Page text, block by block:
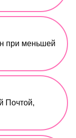
при меньшей
Почтой,